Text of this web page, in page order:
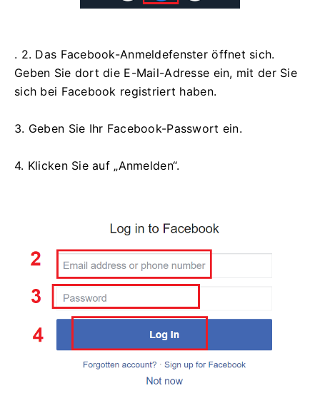
. 2. Das Facebook-Anmeldefenster öffnet sich.
Geben Sie dort die E-Mail-Adresse ein, mit der Sie
sich bei Facebook registriert haben.
3. Geben Sie Ihr Facebook-Passwort ein.
4. Klicken Sie auf „Anmelden“.